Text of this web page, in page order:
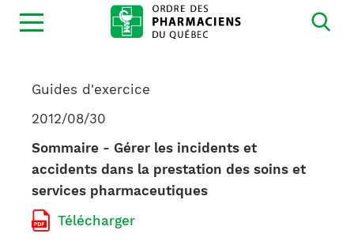
Ouvrir
la
Guides d'exercice
2012/08/30
Sommaire - Gérer les incidents et
accidents dans la prestation des soins et
services pharmaceutiques
Télécharger